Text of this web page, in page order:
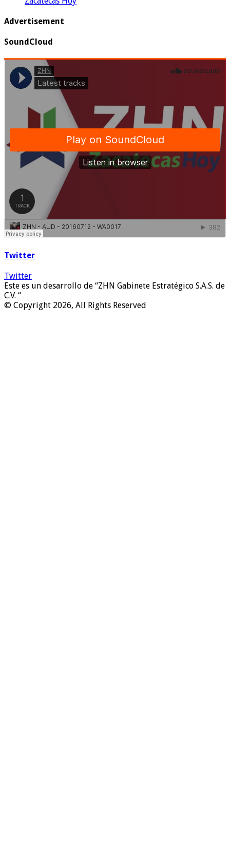
Advertisement
SoundCloud
Twitter
Twitter
Este es un desarrollo de “ZHN Gabinete Estratégico S.A.S. de
C.V. “
© Copyright 2026, All Rights Reserved